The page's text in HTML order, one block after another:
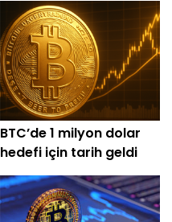
BTC’de 1 milyon dolar
hedefi için tarih geldi